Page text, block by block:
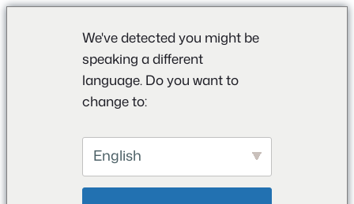
We've detected you might be
speaking a different
language. Do you want to
change to:
English